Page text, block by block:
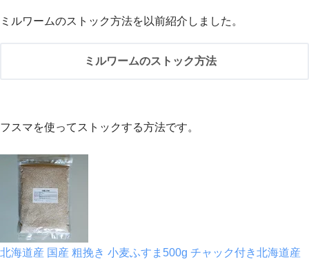
ミルワームのストック方法を以前紹介しました。
ミルワームのストック方法
フスマを使ってストックする方法です。
北海道産 国産 粗挽き 小麦ふすま500g チャック付き北海道産